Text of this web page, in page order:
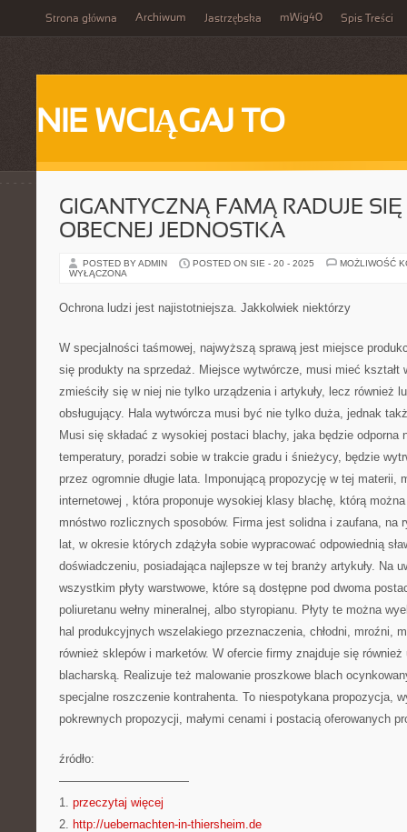
Strona główna Archiwum Jastrzębska mWig40 Spis Treści
NIE WCIĄGAJ TO
GIGANTYCZNĄ FAMĄ RADUJE
OBECNEJ JEDNOSTKA
POSTED BY ADMIN POSTED ON SIE - 20 - 2025
MOŻLIWOŚĆ
WYŁĄCZONA
Ochrona ludzi jest najistotniejsza. Jakkolwiek niektórzy
W specjalności taśmowej, najwyższą sprawą jest miejsce
się produkty na sprzedaż. Miejsce wytwórcze, musi mieć kształt
zmieściły się w niej nie tylko urządzenia i artykuły, lecz również
obsługujący. Hala wytwórcza musi być nie tylko duża, jednak
Musi się składać z wysokiej postaci blachy, jaka będzie odporna
temperatury, poradzi sobie w trakcie gradu i śnieżycy, będzie
przez ogromnie długie lata. Imponującą propozycję w tej materii,
internetowej , która proponuje wysokiej klasy blachę, którą
mnóstwo rozlicznych sposobów. Firma jest solidna i zaufana, na
lat, w okresie których zdążyła sobie wypracować odpowiednią
doświadczeniu, posiadająca najlepsze w tej branży artykuły. Na
wszystkim płyty warstwowe, które są dostępne pod dwoma
poliuretanu wełny mineralnej, albo styropianu. Płyty te można
hal produkcyjnych wszelakiego przeznaczenia, chłodni, mroźni,
również sklepów i marketów. W ofercie firmy znajduje się również
blacharską. Realizuje też malowanie proszkowe blach
specjalne roszczenie kontrahenta. To niespotykana propozycja,
pokrewnych propozycji, małymi cenami i postacią oferowanych
źródło:
———————————
1. przeczytaj więcej
2. http://uebernachten-in-thiersheim.de